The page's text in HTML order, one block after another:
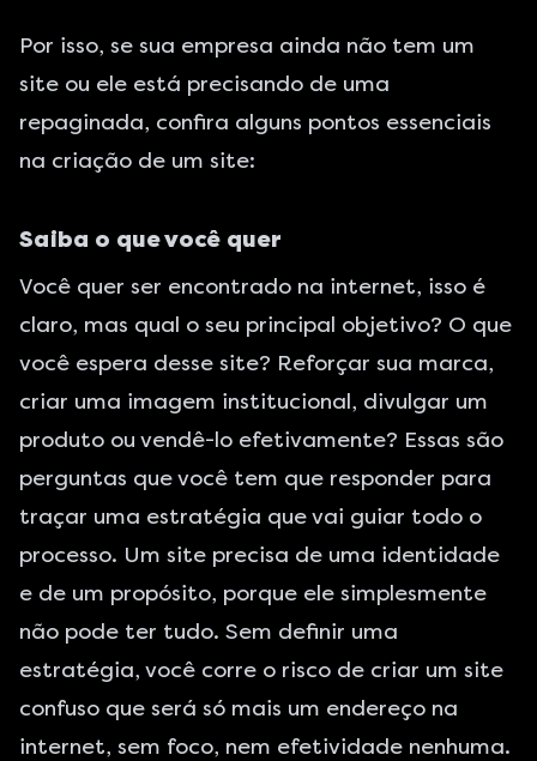
Por isso, se sua empresa ainda não tem um
site ou ele está precisando de uma
repaginada, confira alguns pontos essenciais
na criação de um site:
Saiba o que você quer
Você quer ser encontrado na internet, isso é
claro, mas qual o seu principal objetivo? O que
você espera desse site? Reforçar sua marca,
criar uma imagem institucional, divulgar um
produto ou vendê-lo efetivamente? Essas são
perguntas que você tem que responder para
traçar uma estratégia que vai guiar todo o
processo. Um site precisa de uma identidade
e de um propósito, porque ele simplesmente
não pode ter tudo. Sem definir uma
estratégia, você corre o risco de criar um site
confuso que será só mais um endereço na
internet, sem foco, nem efetividade nenhuma.